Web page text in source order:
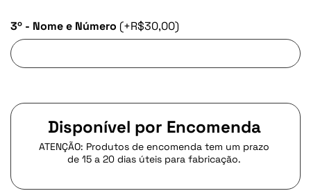
3º - Nome e Número (+R$30,00)
Nome e Número
Disponível por Encomenda
ATENÇÃO: Produtos de encomenda tem um prazo
de 15 a 20 dias úteis para fabricação.